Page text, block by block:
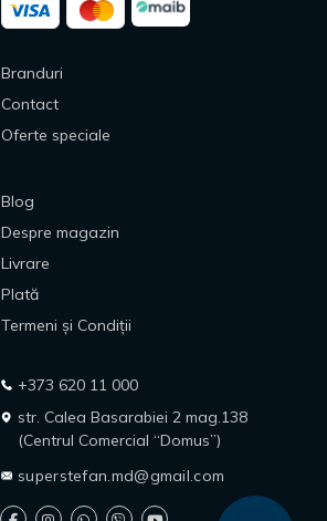
Branduri
Contact
Oferte speciale
Blog
Despre magazin
Livrare
Plată
Termeni și Condiții
+373 620 11 000
str. Calea Basarabiei 2 mag.138
(Centrul Comercial “Domus”)
superstefan.md@gmail.com